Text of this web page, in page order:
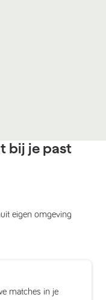
bij je past
eigen omgeving
matches in je